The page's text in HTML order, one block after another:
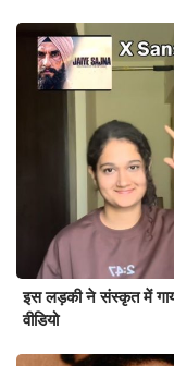
इस लड़की ने संस्कृत में
वीडियो